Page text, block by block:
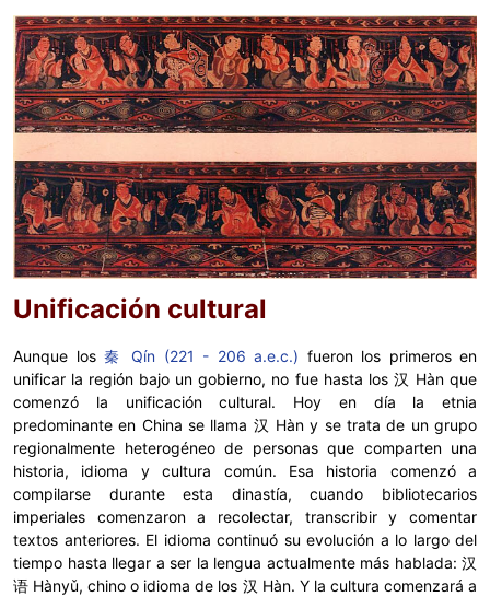
Unificación cultural
Aunque los 秦 Qín (221 - 206 a.e.c.) fueron los primeros en
unificar la región bajo un gobierno, no fue hasta los 汉 Hàn que
comenzó la unificación cultural. Hoy en día la etnia
predominante en China se llama 汉 Hàn y se trata de un grupo
regionalmente heterogéneo de personas que comparten una
historia, idioma y cultura común. Esa historia comenzó a
compilarse durante esta dinastía, cuando bibliotecarios
imperiales comenzaron a recolectar, transcribir y comentar
textos anteriores. El idioma continuó su evolución a lo largo del
tiempo hasta llegar a ser la lengua actualmente más hablada: 汉
语 Hànyǔ, chino o idioma de los 汉 Hàn. Y la cultura comenzará a